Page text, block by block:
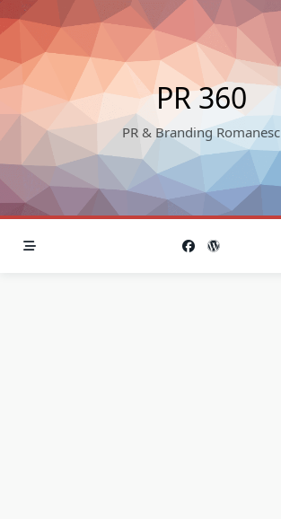
Skip
to
content
PR 360
PR & Branding Romanesc